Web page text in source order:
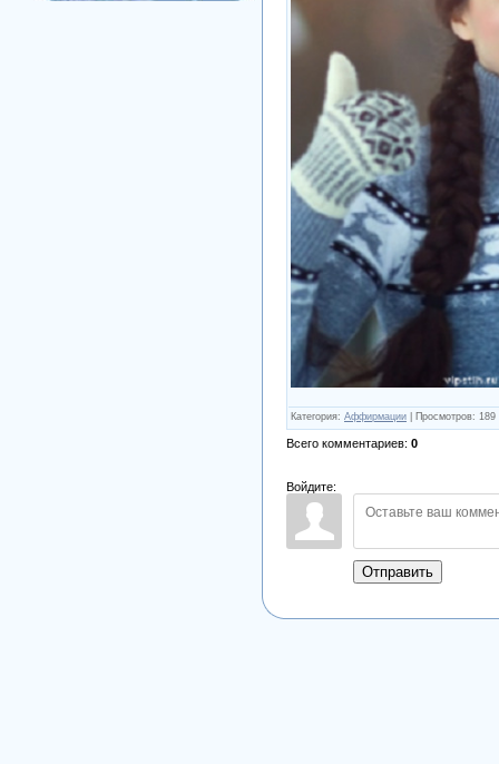
Категория: Аффирмации Просмотров: 189
Всего комментариев: 0
Войдите:
Отправить